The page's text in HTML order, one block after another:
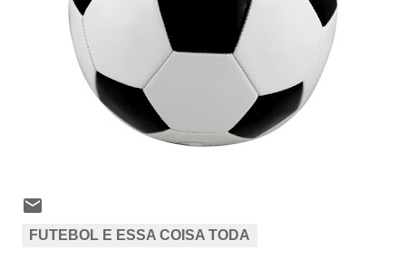
FUTEBOL E ESSA COISA TODA